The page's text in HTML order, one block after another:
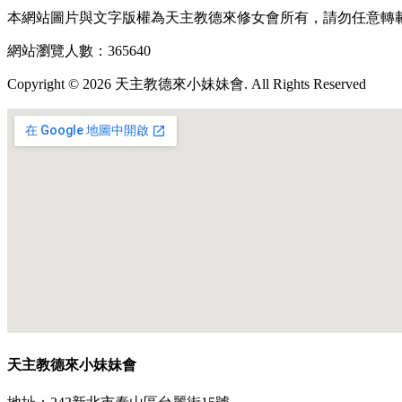
本網站圖片與文字版權為天主教德來修女會所有，請勿任意轉
網站瀏覽人數：365640
Copyright © 2026 天主教德來小妹妹會. All Rights Reserved
天主教德來小妹妹會